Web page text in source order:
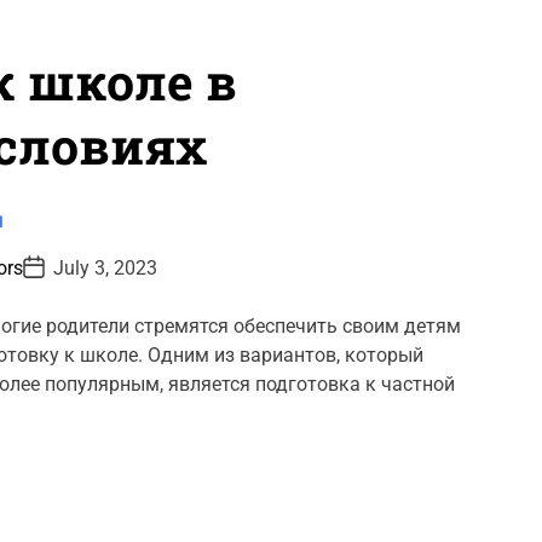
школе в
P
o
t
D
a
t
e
July 3, 2023
родители стремятся обеспечить своим детям
к школе. Одним из вариантов, который
популярным, является подготовка к частной